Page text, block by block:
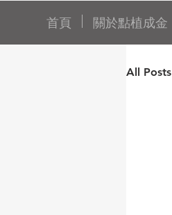
首頁 關於點植成金
All Posts